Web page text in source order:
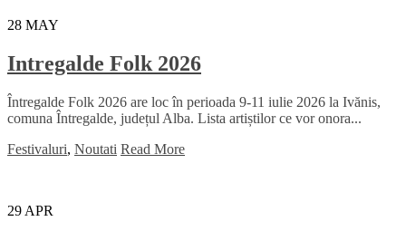
28 MAY
Intregalde Folk 2026
Întregalde Folk 2026 are loc în perioada 9-11 iulie 2026 la Ivănis,
comuna Întregalde, județul Alba. Lista artiștilor ce vor onora...
Festivaluri, Noutati Read More
29 APR